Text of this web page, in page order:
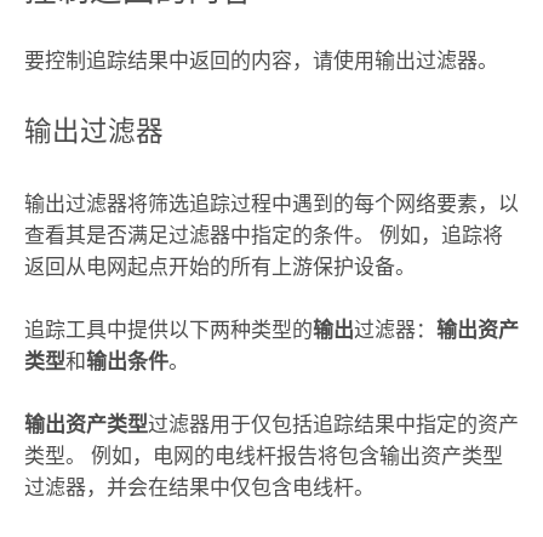
要控制追踪结果中返回的内容，请使用输出过滤器。
输出过滤器
输出过滤器将筛选追踪过程中遇到的每个网络要素，以
查看其是否满足过滤器中指定的条件。 例如，追踪将
返回从电网起点开始的所有上游保护设备。
追踪工具中提供以下两种类型的输出过滤器： 输出资产
类型和输出条件。
输出资产类型过滤器用于仅包括追踪结果中指定的资产
类型。 例如，电网的电线杆报告将包含输出资产类型
过滤器，并会在结果中仅包含电线杆。